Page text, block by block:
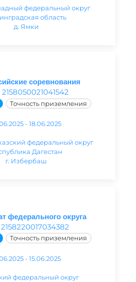
федеральный округ
область
д. Ямки
соревнования
Точность приземления
- 18.06.2025
федеральный округ
Дагестан
г. Избербаш
федерального округа
Точность приземления
- 15.06.2025
федеральный округ